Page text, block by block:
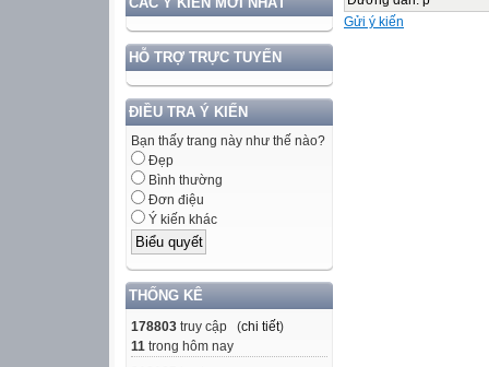
HỖ TRỢ TRỰC TUYẾN
ĐIỀU TRA Ý KIẾN
Bạn thấy trang này như thế nào?
Đẹp
Bình thường
Đơn điệu
Ý kiến khác
THỐNG KÊ
178803 truy cập (chi tiết)
11 trong hôm nay
Gửi ý kiến